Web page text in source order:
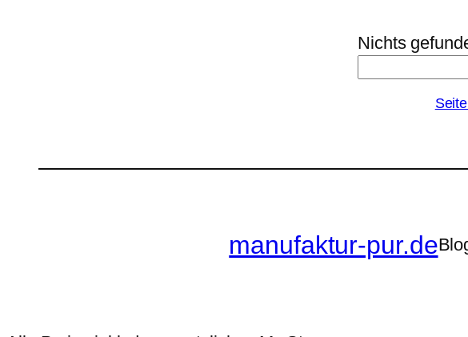
Nichts
manufaktur-pur.de